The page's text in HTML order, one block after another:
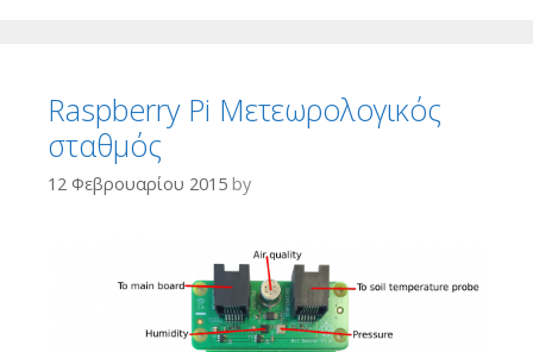
Raspberry Pi Μετεωρολογικός
σταθμός
12 Φεβρουαρίου 2015 by